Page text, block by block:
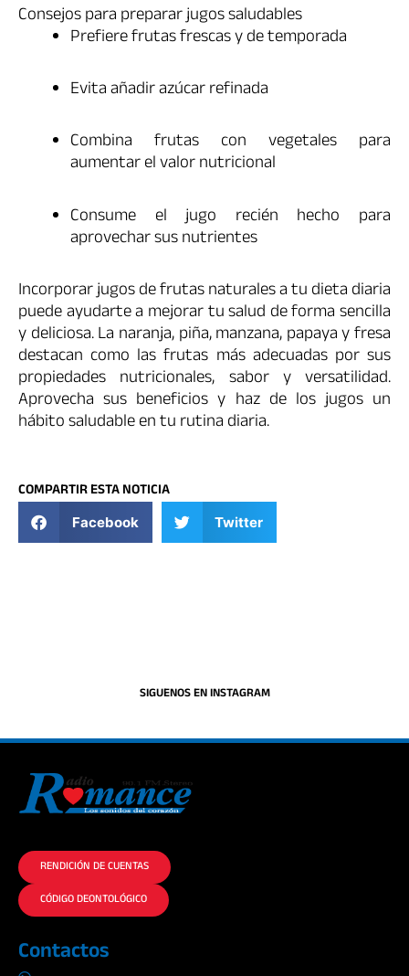
Consejos para preparar jugos saludables
Prefiere frutas frescas y de temporada
Evita añadir azúcar refinada
Combina frutas con vegetales para
aumentar el valor nutricional
Consume el jugo recién hecho para
aprovechar sus nutrientes
Incorporar jugos de frutas naturales a tu dieta diaria
puede ayudarte a mejorar tu salud de forma sencilla
y deliciosa. La naranja, piña, manzana, papaya y fresa
destacan como las frutas más adecuadas por sus
propiedades nutricionales, sabor y versatilidad.
Aprovecha sus beneficios y haz de los jugos un
hábito saludable en tu rutina diaria.
COMPARTIR ESTA NOTICIA
Facebook Twitter
SIGUENOS EN INSTAGRAM
RENDICIÓN DE CUENTAS
CÓDIGO DEONTOLÓGICO
Contactos